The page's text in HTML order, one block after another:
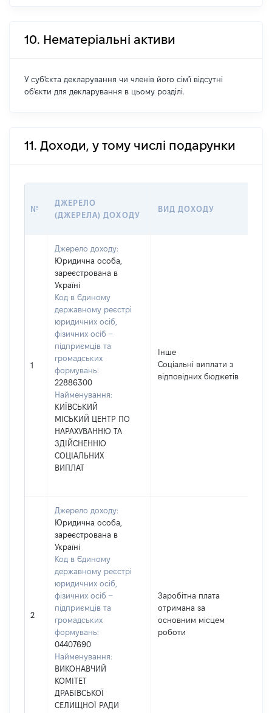
10. Нематеріальні активи
У суб'єкта декларування чи членів його сім'ї відсутні
об'єкти для декларування в цьому розділі.
11. Доходи, у тому числі подарунки
№
ДЖЕРЕЛО
(ДЖЕРЕЛА) ДОХОДУ
ВИД ДОХОДУ
1
Джерело доходу:
Юридична особа,
зареєстрована в
Україні
Код в Єдиному
державному реєстрі
юридичних осіб,
фізичних осіб –
підприємців та
громадських
формувань:
22886300
Найменування:
КИЇВСЬКИЙ
МІСЬКИЙ ЦЕНТР ПО
НАРАХУВАННЮ ТА
ЗДІЙСНЕННЮ
СОЦІАЛЬНИХ
ВИПЛАТ
Інше
Соціальні виплати з
відповідних бюджетів
2
Джерело доходу:
Юридична особа,
зареєстрована в
Україні
Код в Єдиному
державному реєстрі
юридичних осіб,
фізичних осіб –
підприємців та
громадських
формувань:
04407690
Найменування:
ВИКОНАВЧИЙ
КОМІТЕТ
ДРАБІВСЬКОЇ
СЕЛИЩНОЇ РАДИ
Заробітна плата
отримана за
основним місцем
роботи